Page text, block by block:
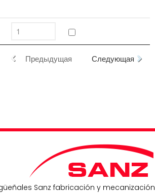
Предыдущая Следующая
Sanz fabricación y mecanización